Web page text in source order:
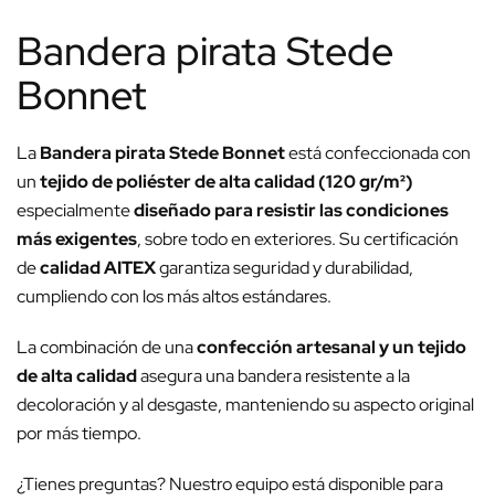
Bandera pirata Stede
Bonnet
LaBandera pirata Stede Bonnetestá confeccionada con
untejido de poliéster de alta calidad (120 gr/m²)
especialmentediseñado para resistir las condiciones
más exigentes, sobre todo en exteriores. Su certificación
decalidad AITEXgarantiza seguridad y durabilidad,
cumpliendo con los más altos estándares.
La combinación de unaconfección artesanal y un tejido
de alta calidadasegura una bandera resistente a la
decoloración y al desgaste, manteniendo su aspecto original
por más tiempo.
¿Tienes preguntas? Nuestro equipo está disponible para